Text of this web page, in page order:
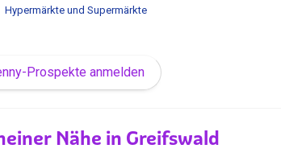
Hypermärkte und Supermärkte
Prospekte anmelden
Nähe in Greifswald